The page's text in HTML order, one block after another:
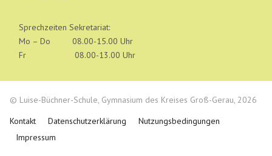
Sprechzeiten Sekretariat:
Mo – Do 08.00-15.00 Uhr
Fr 08.00-13.00 Uhr
© Luise-Büchner-Schule, Gymnasium des Kreises Groß-Gerau, 2026
Kontakt
Datenschutzerklärung
Nutzungsbedingungen
Impressum